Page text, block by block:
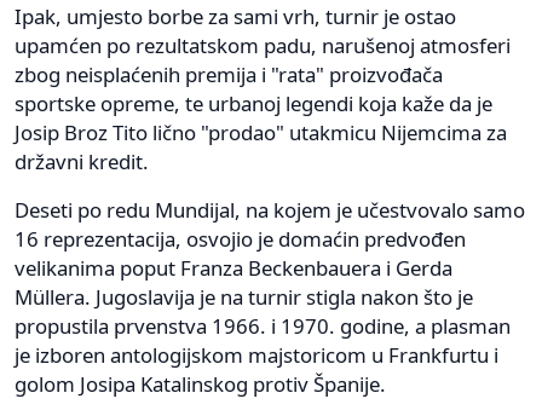
Ipak, umjesto borbe za sami vrh, turnir je ostao
upamćen po rezultatskom padu, narušenoj atmosferi
zbog neisplaćenih premija i "rata" proizvođača
sportske opreme, te urbanoj legendi koja kaže da je
Josip Broz Tito lično "prodao" utakmicu Nijemcima za
državni kredit.
Deseti po redu Mundijal, na kojem je učestvovalo samo
16 reprezentacija, osvojio je domaćin predvođen
velikanima poput Franza Beckenbauera i Gerda
Müllera. Jugoslavija je na turnir stigla nakon što je
propustila prvenstva 1966. i 1970. godine, a plasman
je izboren antologijskom majstoricom u Frankfurtu i
golom Josipa Katalinskog protiv Španije.